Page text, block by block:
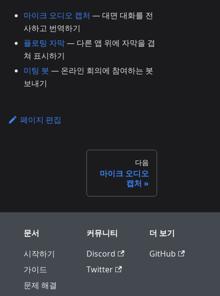
마이크 오디오 캡처 — 대면 대화를 전
사하고 번역하기
플로팅 자막— 다른 앱 위에 자막을 겹
쳐 표시하기
미팅 봇 — 온라인 회의에 참여하는 봇
보내기
페이지 편집
다음
마이크 오디오
캡처
문서
시작하기
가이드
문제 해결
커뮤니티
Discord
Twitter
더 보기
GitHub